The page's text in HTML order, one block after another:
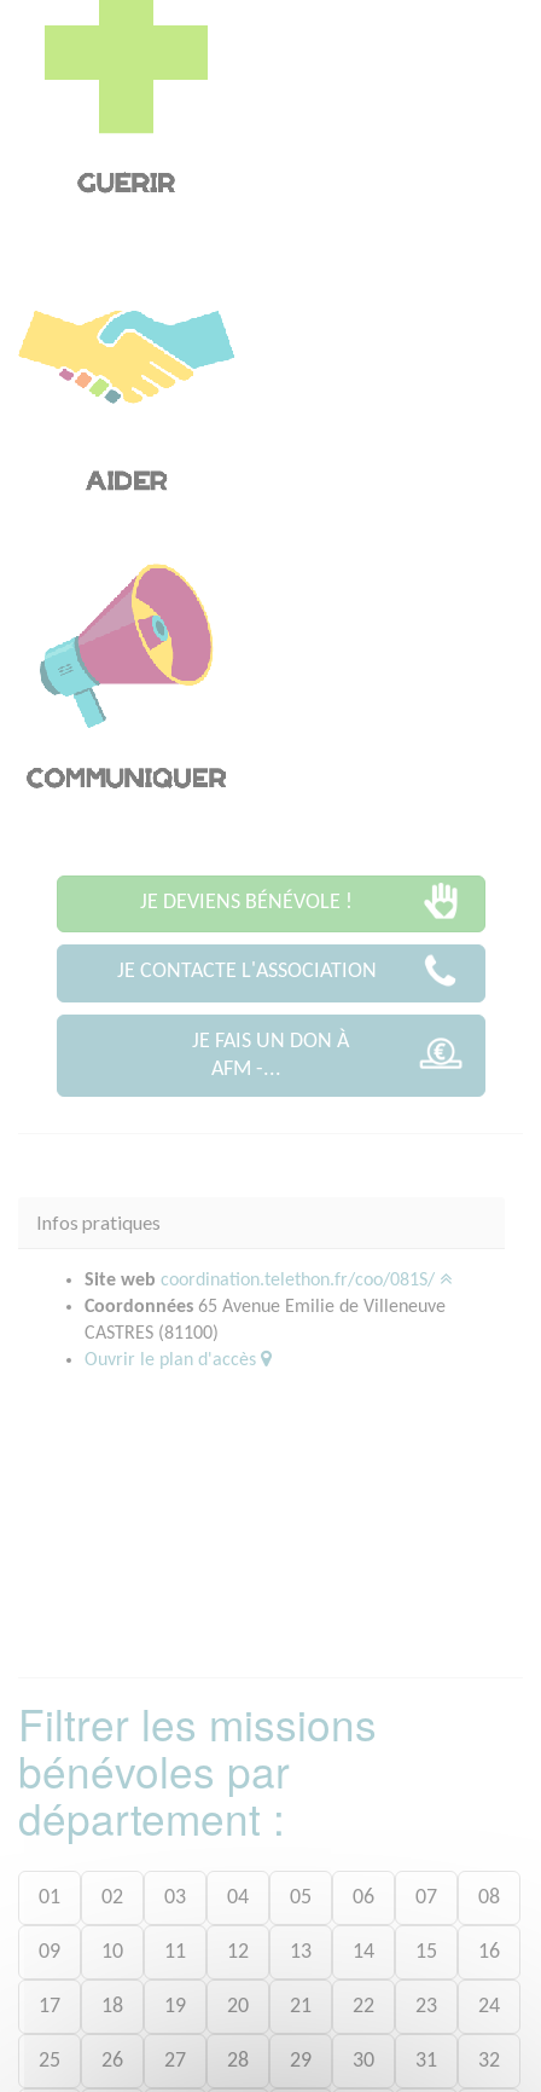
JE DEVIENS BÉNÉVOLE !
JE CONTACTE L'ASSOCIATION
JE FAIS UN DON À
AFM -...
Infos pratiques
Site web coordination.telethon.fr/coo/081S/
Coordonnées 65 Avenue Emilie de Villeneuve
CASTRES (81100)
Ouvrir le plan d'accès
Filtrer les missions
bénévoles par
département :
01 02 03 04 05 06 07 08
09 10 11 12 13 14 15 16
17 18 19 20 21 22 23 24
25 26 27 28 29 30 31 32